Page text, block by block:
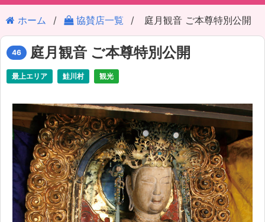
ホーム 協賛店一覧 庭月観音 ご本尊特別公開
46 庭月観音 ご本尊特別公開
最上エリア 鮭川村 観光